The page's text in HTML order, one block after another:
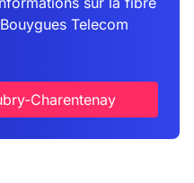
Telecom
Charentenay